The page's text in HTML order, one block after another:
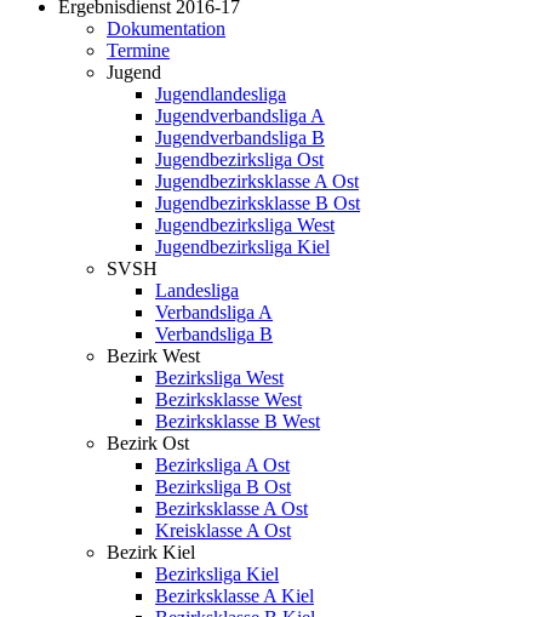
Ergebnisdienst 2016-17
Dokumentation
Termine
Jugend
Jugendlandesliga
Jugendverbandsliga A
Jugendverbandsliga B
Jugendbezirksliga Ost
Jugendbezirksklasse A Ost
Jugendbezirksklasse B Ost
Jugendbezirksliga West
Jugendbezirksliga Kiel
SVSH
Landesliga
Verbandsliga A
Verbandsliga B
Bezirk West
Bezirksliga West
Bezirksklasse West
Bezirksklasse B West
Bezirk Ost
Bezirksliga A Ost
Bezirksliga B Ost
Bezirksklasse A Ost
Kreisklasse A Ost
Bezirk Kiel
Bezirksliga Kiel
Bezirksklasse A Kiel